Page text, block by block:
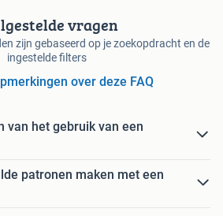
vragen
zijn gebaseerd op je zoekopdracht en de
ingestelde filters
over deze FAQ
van het gebruik van een
patronen maken met een